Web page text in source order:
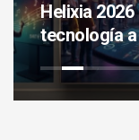
Helixia
tecnología